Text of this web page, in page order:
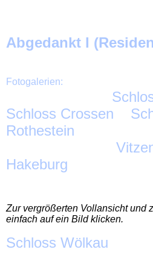
Abgedankt I
Fotogalerien:
Schloss
Schloss Crossen
Rothestein
Hakeburg
Zur vergrößerten Vollansicht und
einfach auf ein Bild klicken.
Schloss Wölkau